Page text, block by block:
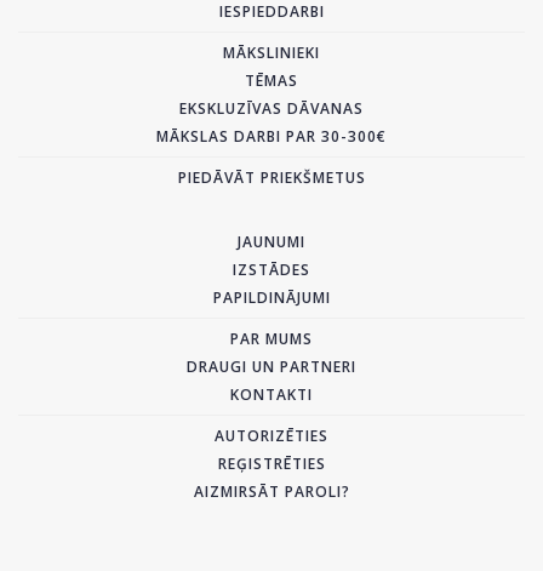
IESPIEDDARBI
MĀKSLINIEKI
TĒMAS
EKSKLUZĪVAS DĀVANAS
MĀKSLAS DARBI PAR 30-300€
PIEDĀVĀT PRIEKŠMETUS
JAUNUMI
IZSTĀDES
PAPILDINĀJUMI
PAR MUMS
DRAUGI UN PARTNERI
KONTAKTI
AUTORIZĒTIES
REĢISTRĒTIES
AIZMIRSĀT PAROLI?